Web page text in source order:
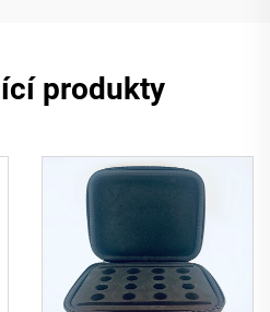
produkty